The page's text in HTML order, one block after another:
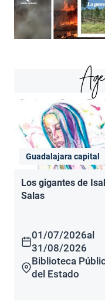
Guadalajara capital
Los gigantes de
Salas
01/07/2026al
31/08/2026
Biblioteca
del Estado